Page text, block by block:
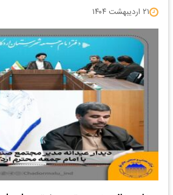
۲۱ اردیبهشت ۱۴۰۴